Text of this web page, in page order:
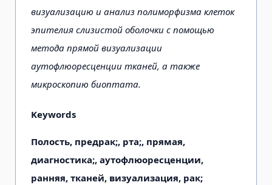
визуализацию и анализ полиморфизма клеток
эпителия слизистой оболочки с помощью
метода прямой визуализации
аутофлюоресценции тканей, а также
микроскопию биоптата.
Keywords
Полость, предрак;, рта;, прямая,
диагностика;, аутофлюоресценции,
ранняя, тканей, визуализация, рак;